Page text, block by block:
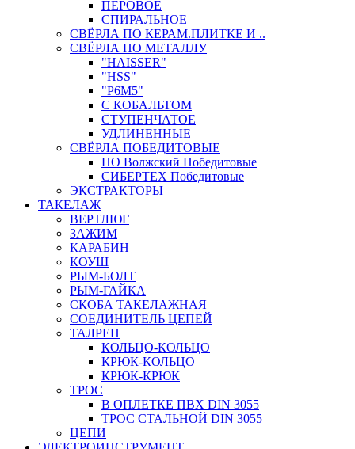
ПЕРОВОЕ
СПИРАЛЬНОЕ
СВЁРЛА ПО КЕРАМ.ПЛИТКЕ И ..
СВЁРЛА ПО МЕТАЛЛУ
"HAISSER"
"HSS"
"Р6М5"
С КОБАЛЬТОМ
СТУПЕНЧАТОЕ
УДЛИНЕННЫЕ
СВЁРЛА ПОБЕДИТОВЫЕ
ПО Волжский Победитовые
СИБЕРТЕХ Победитовые
ЭКСТРАКТОРЫ
ТАКЕЛАЖ
ВЕРТЛЮГ
ЗАЖИМ
КАРАБИН
КОУШ
РЫМ-БОЛТ
РЫМ-ГАЙКА
СКОБА ТАКЕЛАЖНАЯ
СОЕДИНИТЕЛЬ ЦЕПЕЙ
ТАЛРЕП
КОЛЬЦО-КОЛЬЦО
КРЮК-КОЛЬЦО
КРЮК-КРЮК
ТРОС
В ОПЛЕТКЕ ПВХ DIN 3055
ТРОС СТАЛЬНОЙ DIN 3055
ЦЕПИ